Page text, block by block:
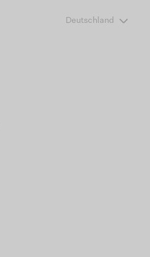
Deutschland